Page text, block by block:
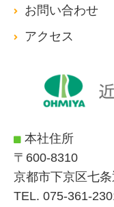
お問い合わせ
アクセス
本社住所
〒600-8310
京都市下京区七
TEL. 075-361-